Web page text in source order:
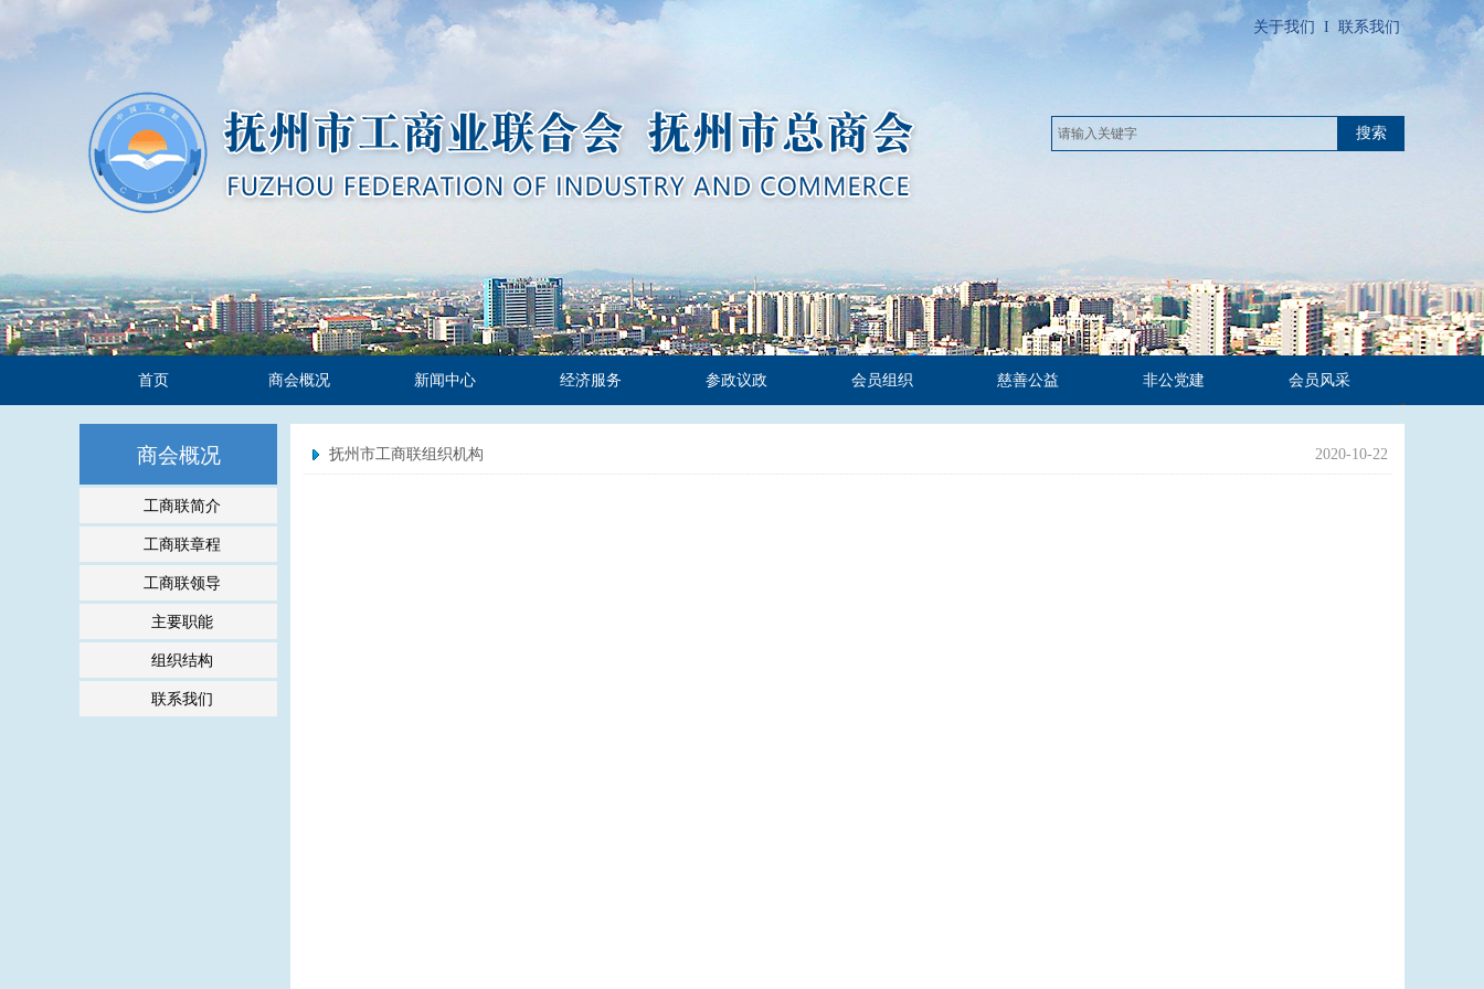
关于我们 I 联系我们
搜索
首页 商会概况 新闻中心 经济服务 参政议政 会员组织 慈善公益 非公党建 会员风采
商会概况 抚州市工商联组织机构 2020-10-22
工商联简介
工商联章程
工商联领导
主要职能
组织结构
联系我们